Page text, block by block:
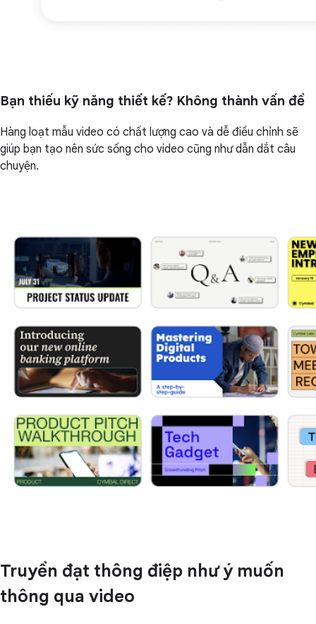
Bạn thiếu kỹ năng thiết kế? Không thành vấn đề
Hàng loạt mẫu video có chất lượng cao và dễ điều chỉnh sẽ
giúp bạn tạo nên sức sống cho video cũng như dẫn dắt câu
chuyện.
Truyền đạt thông điệp như ý muốn
thông qua video